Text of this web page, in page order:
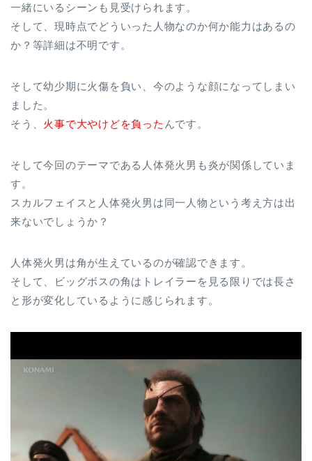
一緒にいるシーンも見受けられます。
そして、現時点でどういった人物なのか何か能力はあるの
か？等詳細は不明です。
そして幼少期に火傷を負い、今のような顔になってしまい
ました。
そう、 火事で大やけどを負った んです。
そして今回のテーマである人体発火男も炎が関係していま
す。
スカルフェイスと人体発火男は同一人物という考え方は出
来ないでしょうか？
人体発火男は角が生えているのが確認できます。
そして、ビッグボスの角はトレイラーを見る限りでは長さ
と形が変化しているように感じられます。